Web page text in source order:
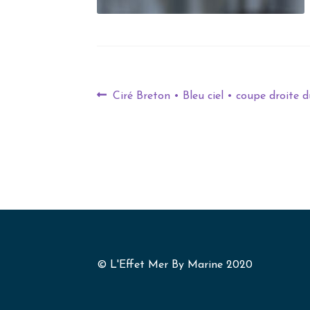
Ciré Breton • Bleu ciel • coupe droite
© L'Effet Mer By Marine 2020